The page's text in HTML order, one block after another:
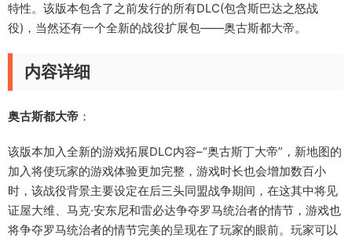
特性。该版本包含了之前发行的所有DLC(包含斯巴达之怒战
役)，当然还有一个全新的战役扩展包——奥古斯都大帝。
内容详细
奥古斯都大帝 ：
该版本加入全新的游戏拓展DLC内容–“奥古斯丁大帝”，新地图的
加入将使玩家的游戏体验更加完整，游戏时长也会增加数百小
时，该战役背景主要设定在后三头同盟战争期间，在这其中将见
证屋大维、马克·安东尼和雷必达争夺罗马统治者的情节，游戏也
将争夺罗马统治者的情节完美的呈现在了玩家的眼前。玩家可以